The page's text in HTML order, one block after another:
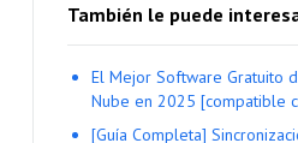
También le puede
El Mejor Software Gratuito
Nube en 2025 [compatible
[Guía Completa]